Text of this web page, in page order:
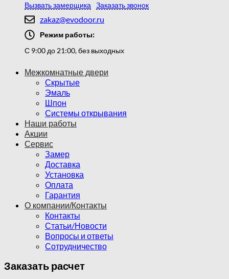
Вызвать замерщика Заказать звонок
zakaz@evodoor.ru
Режим работы:
С 9:00 до 21:00, без выходных
Межкомнатные двери
Скрытые
Эмаль
Шпон
Системы открывания
Наши работы
Акции
Сервис
Замер
Доставка
Установка
Оплата
Гарантия
О компании/Контакты
Контакты
Статьи/Новости
Вопросы и ответы
Сотрудничество
Заказать расчет